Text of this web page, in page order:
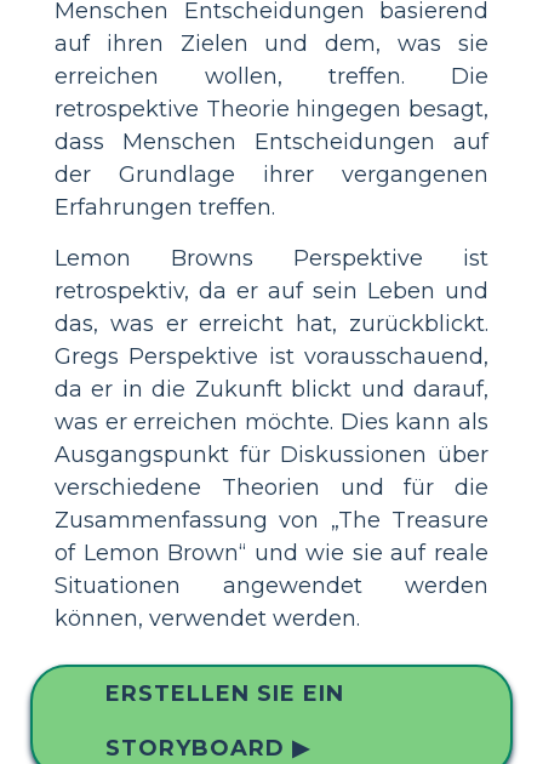
Menschen Entscheidungen basierend
auf ihren Zielen und dem, was sie
erreichen wollen, treffen. Die
retrospektive Theorie hingegen besagt,
dass Menschen Entscheidungen auf
der Grundlage ihrer vergangenen
Erfahrungen treffen.
Lemon Browns Perspektive ist
retrospektiv, da er auf sein Leben und
das, was er erreicht hat, zurückblickt.
Gregs Perspektive ist vorausschauend,
da er in die Zukunft blickt und darauf,
was er erreichen möchte. Dies kann als
Ausgangspunkt für Diskussionen über
verschiedene Theorien und für die
Zusammenfassung von „The Treasure
of Lemon Brown“ und wie sie auf reale
Situationen angewendet werden
können, verwendet werden.
ERSTELLEN SIE EIN
STORYBOARD ▶